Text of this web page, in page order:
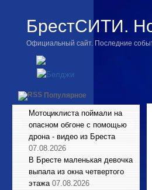
БрестСИТИ.
Официальный сайт. Последние
Популярное
Мотоциклиста поймали на
опасном обгоне с помощью
дрона - видео из Бреста
07.08.2026
В Бресте маленькая девочка
выпала из окна четвертого
этажа 07.08.2026